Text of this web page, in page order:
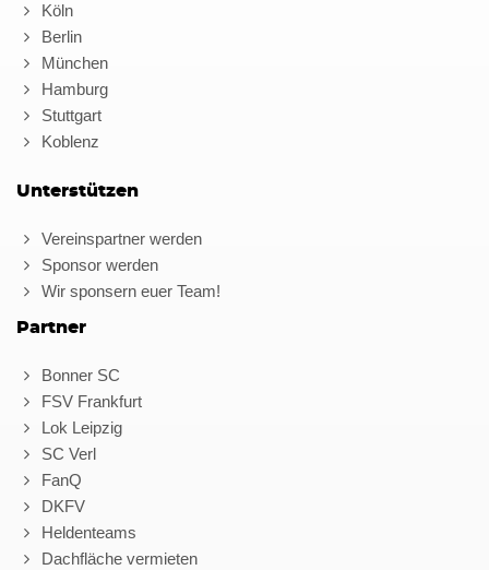
Köln
Berlin
München
Hamburg
Stuttgart
Koblenz
Unterstützen
Vereinspartner werden
Sponsor werden
Wir sponsern euer Team!
Partner
Bonner SC
FSV Frankfurt
Lok Leipzig
SC Verl
FanQ
DKFV
Heldenteams
Dachfläche vermieten